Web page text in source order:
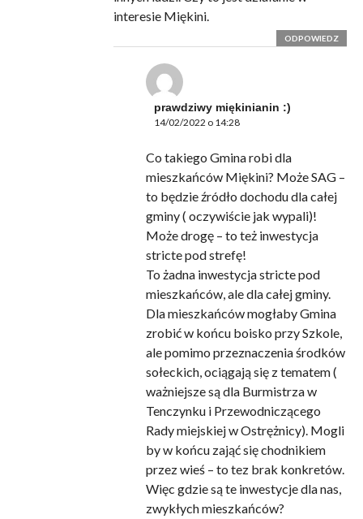
interesie Miękini.
ODPOWIEDZ
prawdziwy miękinianin :)
14/02/2022 o 14:28
Co takiego Gmina robi dla
mieszkańców Miękini? Może SAG –
to będzie źródło dochodu dla całej
gminy ( oczywiście jak wypali)!
Może drogę – to też inwestycja
stricte pod strefę!
To żadna inwestycja stricte pod
mieszkańców, ale dla całej gminy.
Dla mieszkańców mogłaby Gmina
zrobić w końcu boisko przy Szkole,
ale pomimo przeznaczenia środków
sołeckich, ociągają się z tematem (
ważniejsze są dla Burmistrza w
Tenczynku i Przewodniczącego
Rady miejskiej w Ostrężnicy). Mogli
by w końcu zająć się chodnikiem
przez wieś – to tez brak konkretów.
Więc gdzie są te inwestycje dla nas,
zwykłych mieszkańców?